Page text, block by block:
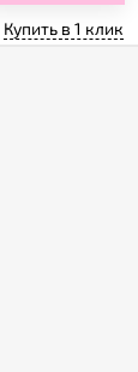
Купить в 1 клик